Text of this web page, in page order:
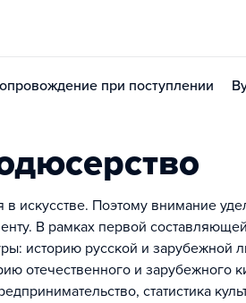
при поступлении
Поэтому внимание
В рамках первой
историю русской и зарубежной
отечественного и зарубежного
статистика